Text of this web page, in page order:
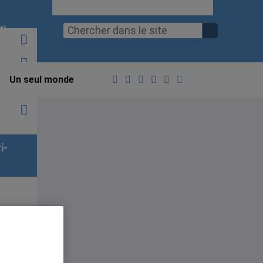
Un seul monde